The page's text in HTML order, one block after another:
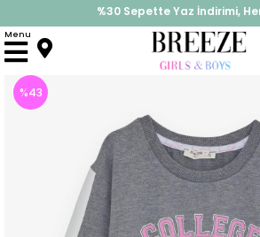
%30 Sepette Yaz İndirimi,
İndirimlere ek %10 İndirimi Kap,
Menu
Anasayfa Elbise Modelleri Uzun Kol
%43